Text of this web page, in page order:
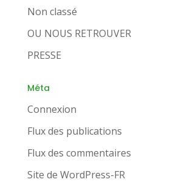
Non classé
OU NOUS RETROUVER
PRESSE
Méta
Connexion
Flux des publications
Flux des commentaires
Site de WordPress-FR